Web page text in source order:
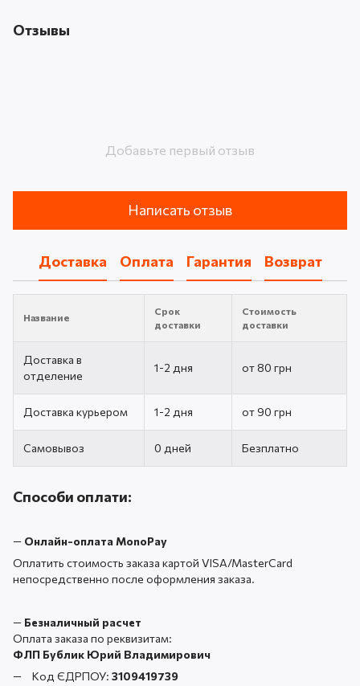
Отзывы
Добавьте первый отзыв
Написать отзыв
Доставка Оплата Гарантия Возврат
Название
Срок
доставки
Стоимость
доставки
Доставка в
отделение
1-2 дня от 80 грн
Доставка курьером 1-2 дня от 90 грн
Самовывоз 0 дней Безплатно
Способи оплати:
— Онлайн-оплата MonoPay
Оплатить стоимость заказа картой VISA/MasterCard
непосредственно после оформления заказа.
— Безналичный расчет
Оплата заказа по реквизитам:
ФЛП Бублик Юрий Владимирович
Код ЄДРПОУ: 3109419739